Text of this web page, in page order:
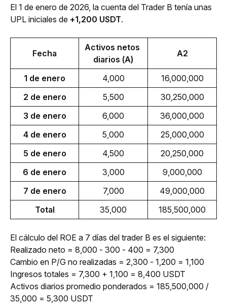
El 1 de enero de 2026, la cuenta del Trader B tenía unas
UPL iniciales de +1,200 USDT.
Fecha
Activos netos
diarios (A)
A2
1 de enero 4,000
16,000,000
2 de enero
5,500
30,250,000
3 de enero
6,000
36,000,000
4 de enero
5,000
25,000,000
5 de enero
4,500
20,250,000
6 de enero
3,000
9,000,000
7 de enero
7,000
49,000,000
Total
35,000 185,500,000
El cálculo del ROE a 7 días del trader B es el siguiente:
Realizado neto = 8,000 - 300 - 400 = 7,300
Cambio en P/G no realizadas = 2,300 - 1,200 = 1,100
Ingresos totales = 7,300 + 1,100 = 8,400 USDT
Activos diarios promedio ponderados = 185,500,000 /
35,000 = 5,300 USDT